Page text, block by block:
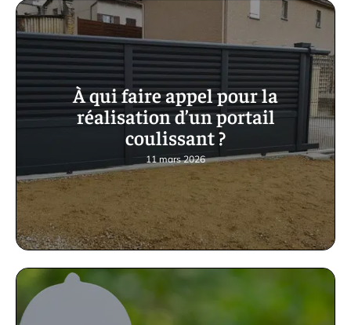
À qui faire appel pour la
réalisation d’un portail
coulissant ?
11 mars 2026